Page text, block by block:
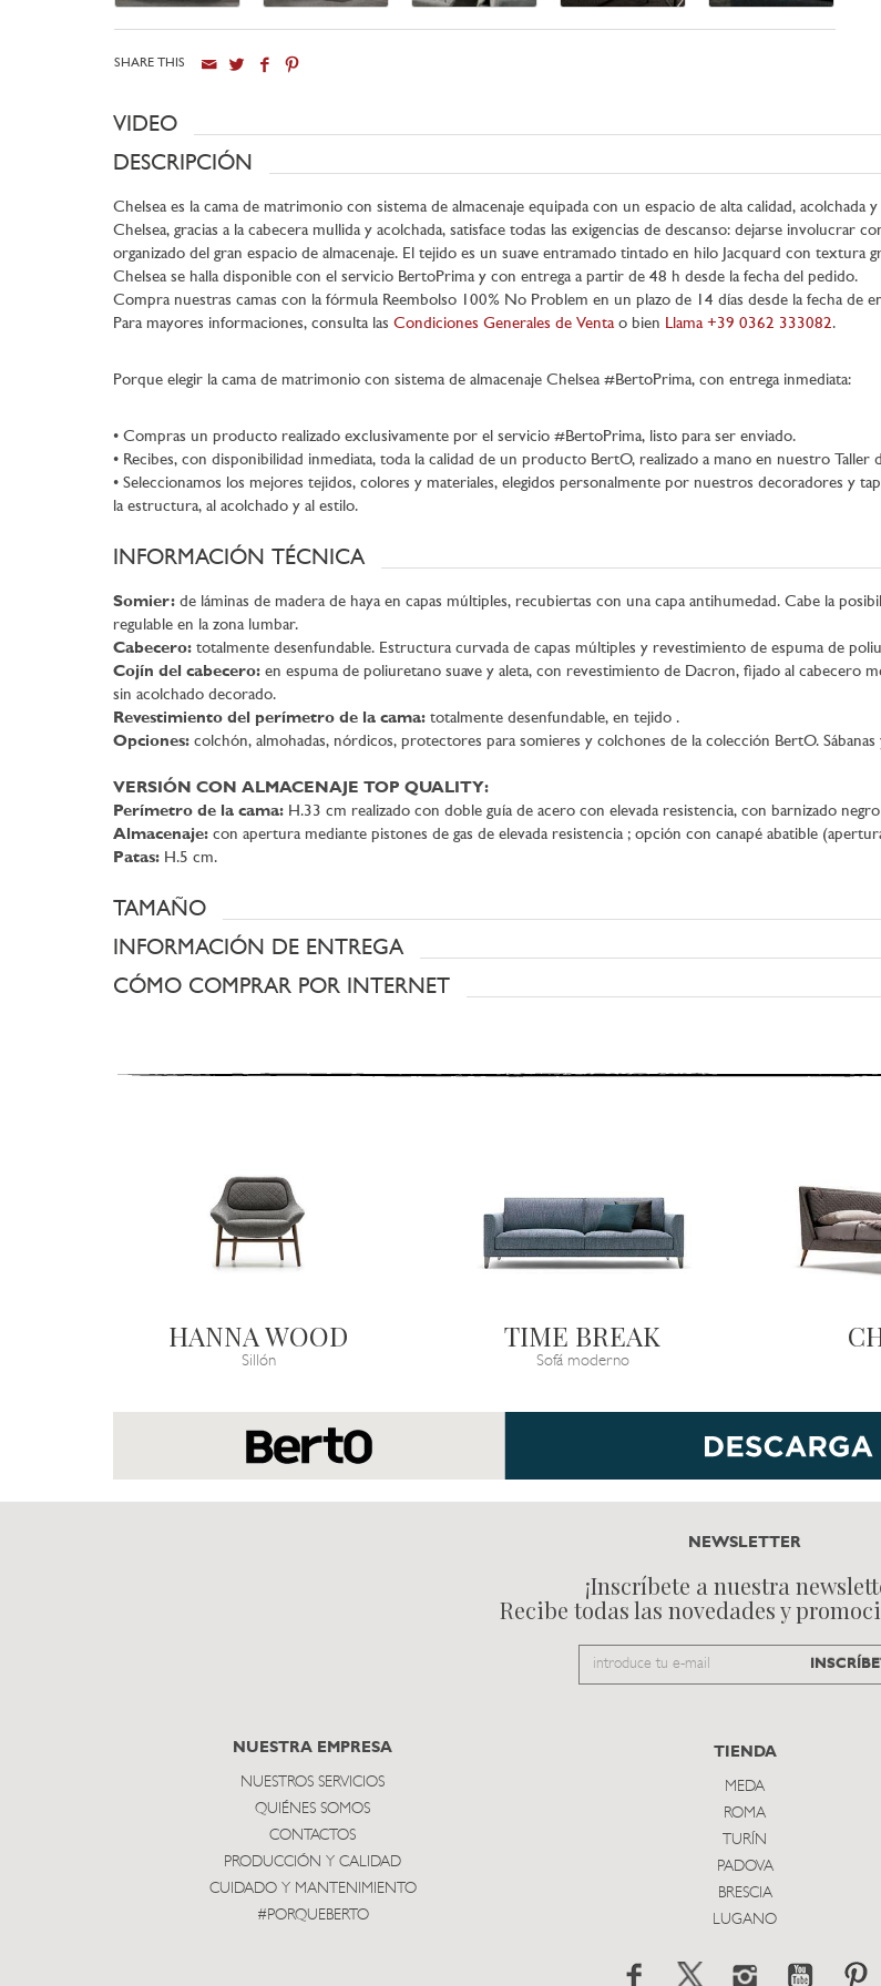
SHARE THIS
VIDEO
DESCRIPCIÓN
Chelsea es la cama de matrimonio con sistema de almacenaje equipada con un espacio de alta calidad, acolchada
Chelsea, gracias a la cabecera mullida y acolchada, satisface todas las exigencias de descanso: dejarse
organizado del gran espacio de almacenaje. El tejido es un suave entramado tintado en hilo Jacquard con
Chelsea se halla disponible con el servicio BertoPrima y con entrega a partir de 48 h desde la fecha del pedido.
Compra nuestras camas con la fórmula Reembolso 100% No Problem en un plazo de 14 días desde la fecha de
Para mayores informaciones, consulta las Condiciones Generales de Ventao bien Llama +39 0362 333082.
Porque elegir la cama de matrimonio con sistema de almacenaje Chelsea #BertoPrima, con entrega inmediata:
• Compras un producto realizado exclusivamente por el servicio #BertoPrima, listo para ser enviado.
• Recibes, con disponibilidad inmediata, toda la calidad de un producto BertO, realizado a mano en nuestro Taller
• Seleccionamos los mejores tejidos, colores y materiales, elegidos personalmente por nuestros decoradores y
la estructura, al acolchado y al estilo.
INFORMACIÓN TÉCNICA
Somier: de láminas de madera de haya en capas múltiples, recubiertas con una capa antihumedad. Cabe la
regulable en la zona lumbar.
Cabecero: totalmente desenfundable. Estructura curvada de capas múltiples y revestimiento de espuma de
Cojín del cabecero: en espuma de poliuretano suave y aleta, con revestimiento de Dacron, fijado al cabecero
sin acolchado decorado.
Revestimiento del perímetro de la cama: totalmente desenfundable, en tejido .
Opciones: colchón, almohadas, nórdicos, protectores para somieres y colchones de la colección BertO. Sábanas
VERSIÓN CON ALMACENAJE TOP QUALITY:
Perímetro de la cama: H.33 cm realizado con doble guía de acero con elevada resistencia, con barnizado
Almacenaje: con apertura mediante pistones de gas de elevada resistencia ; opción con canapé abatible
Patas: H.5 cm.
TAMAÑO
INFORMACIÓN DE ENTREGA
CÓMO COMPRAR POR INTERNET
HANNA WOOD
Sillón
TIME BREAK
Sofá moderno
NEWSLETTER
¡Inscríbete a nuestra
Recibe todas las novedades y
Email
NUESTRA EMPRESA
NUESTROS SERVICIOS
QUIÉNES SOMOS
CONTACTOS
PRODUCCIÓN Y CALIDAD
CUIDADO Y MANTENIMIENTO
#PORQUEBERTO
TIENDA
MEDA
ROMA
TURÍN
PADOVA
BRESCIA
LUGANO